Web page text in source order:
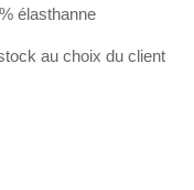
élasthanne
au choix du client